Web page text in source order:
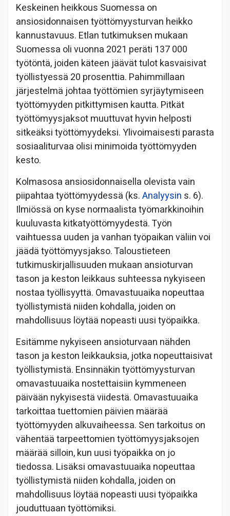
Keskeinen heikkous Suomessa on
ansiosidonnaisen työttömyysturvan heikko
kannustavuus. Etlan tutkimuksen mukaan
Suomessa oli vuonna 2021 peräti 137 000
työtöntä, joiden käteen jäävät tulot kasvaisivat
työllistyessä 20 prosenttia. Pahimmillaan
järjestelmä johtaa työttömien syrjäytymiseen
työttömyyden pitkittymisen kautta. Pitkät
työttömyysjaksot muuttuvat hyvin helposti
sitkeäksi työttömyydeksi. Ylivoimaisesti parasta
sosiaaliturvaa olisi minimoida työttömyyden
kesto.
Kolmasosa ansiosidonnaisella olevista vain
piipahtaa työttömyydessä (ks.Analyysin s. 6).
Ilmiössä on kyse normaalista työmarkkinoihin
kuuluvasta kitkatyöttömyydestä. Työn
vaihtuessa uuden ja vanhan työpaikan väliin voi
jäädä työttömyysjakso. Taloustieteen
tutkimuskirjallisuuden mukaan ansioturvan
tason ja keston leikkaus suhteessa nykyiseen
nostaa työllisyyttä. Omavastuuaika nopeuttaa
työllistymistä niiden kohdalla, joiden on
mahdollisuus löytää nopeasti uusi työpaikka.
Esitämme nykyiseen ansioturvaan nähden
tason ja keston leikkauksia, jotka nopeuttaisivat
työllistymistä. Ensinnäkin työttömyysturvan
omavastuuaika nostettaisiin kymmeneen
päivään nykyisestä viidestä. Omavastuuaika
tarkoittaa tuettomien päivien määrää
työttömyyden alkuvaiheessa. Sen tarkoitus on
vähentää tarpeettomien työttömyysjaksojen
määrää silloin, kun uusi työpaikka on jo
tiedossa. Lisäksi omavastuuaika nopeuttaa
työllistymistä niiden kohdalla, joiden on
mahdollisuus löytää nopeasti uusi työpaikka
jouduttuaan työttömiksi.